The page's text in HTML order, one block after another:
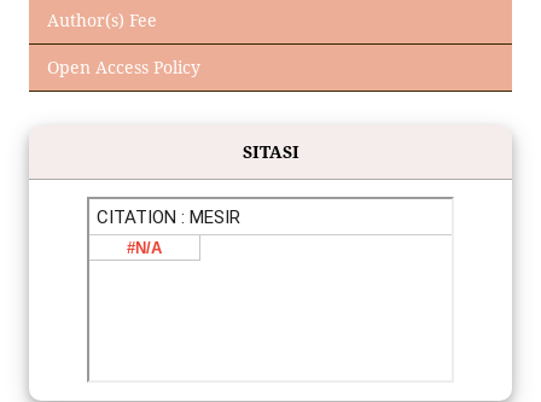
Author(s) Fee
Open Access Policy
SITASI